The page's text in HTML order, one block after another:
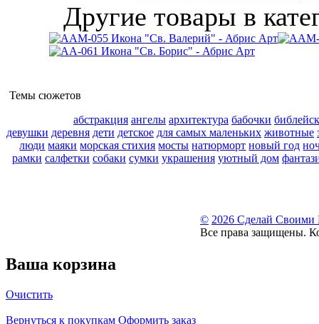
Другие товары в
Темы сюжетов
абстракция ангелы архитектура бабочки
девушки деревня дети детское для самых маленьких животные
люди маяки морская стихия мосты натюрморт новый год
рамки салфетки собаки сумки украшения уютный дом
© 2026 Сделай Своими
Все права защищены.
Ваша корзина
Очистить
Вернуться к покупкам Оформить заказ